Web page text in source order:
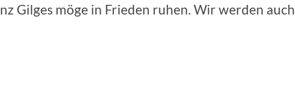
Gilges möge in Frieden ruhen. Wir werden auch